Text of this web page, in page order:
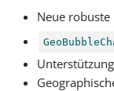
Neue